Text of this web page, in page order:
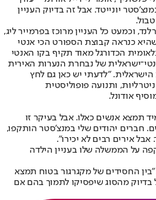
יונייטד. אבל זה בדיוק העניין
וכמעט כל העניין מרוכז בפרמייר ליג,
כנראה קבוצת הספורט הכי אנטי
הכדורגל מאוד תקיף בקו האנטי
של נבחרת הנערות האירית
"לדעתי יש כאן גם לחץ
ותנועה פופוליסטית
אודונל.
תמצא אנשים כאלו. אבל בעיקר זו
חברים יהודים שלי במנצ'סטר הותקפו,
אירים רבים לא יכירו".
על הממשלה שלו בעניין הילדה
"בין החסידים של מקגרגור בטוח תמצא
מהסוג שיפסיקו לתמוך בהם אם